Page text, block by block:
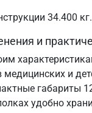
34.400
и
медицинских и
габариты
удобно